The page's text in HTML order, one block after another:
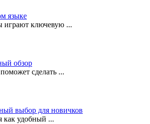
языке
играют ключевую ...
обзор
сделать ...
выбор для новичков
как удобный ...